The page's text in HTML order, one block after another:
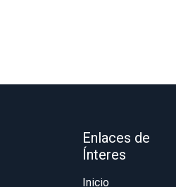
Enlaces de
Ínteres
Inicio